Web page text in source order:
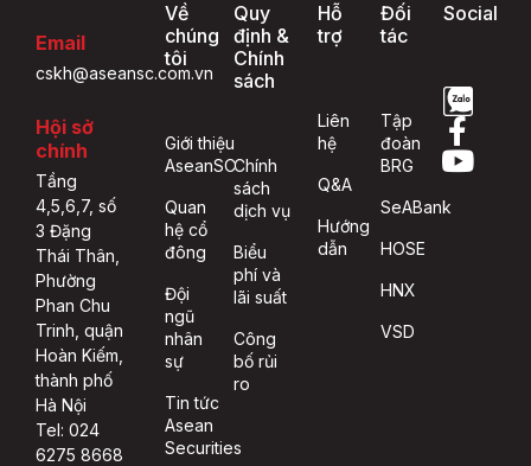
Email
cskh@aseansc.com.vn
Hội sở
chính
Tầng
4,5,6,7, số
3 Đặng
Thái Thân,
Phường
Phan Chu
Trinh, quận
Hoàn Kiếm,
thành phố
Hà Nội
Tel: 024
6275 8668
Về
chúng
tôi
Giới thiệu
AseanSC
Quan
hệ cổ
đông
Đội
ngũ
nhân
sự
Tin tức
Asean
Securities
Quy
định &
Chính
sách
Chính
sách
dịch vụ
Biểu
phí và
lãi suất
Công
bố rủi
ro
Hỗ
trợ
Liên
hệ
Q&A
Hướng
dẫn
Đối
tác
Tập
đoàn
BRG
SeABank
HOSE
HNX
VSD
Social